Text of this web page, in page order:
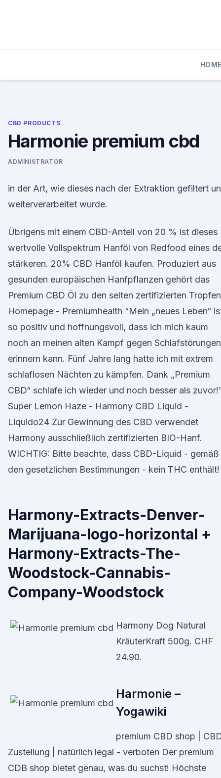
HOME
CBD PRODUCTS
Harmonie premium cbd
ADMINISTRATOR
in der Art, wie dieses nach der Extraktion gefiltert
weiterverarbeitet wurde.
Übrigens mit einem CBD-Anteil von 20 % ist dieses
wertvolle Vollspektrum Hanföl von Redfood eines
stärkeren. 20% CBD Hanföl kaufen. Produziert aus
gesunden europäischen Hanfpflanzen gehört das
Premium CBD Öl zu den selten zertifizierten Tropfen
Homepage - Premiumhealth “Mein „neues Leben“
so positiv und hoffnungsvoll, dass ich mich kaum
noch an meinen alten Kampf gegen Schlafstörungen
erinnern kann. Fünf Jahre lang hatte ich mit extrem
schlaflosen Nächten zu kämpfen. Dank „Premium
CBD“ schlafe ich wieder und noch besser als
Super Lemon Haze - Harmony CBD Liquid -
Liquido24 Zur Gewinnung des CBD verwendet
Harmony ausschließlich zertifizierten BIO-Hanf.
WICHTIG: Bitte beachte, dass CBD-Liquid - gemäß
den gesetzlichen Bestimmungen - kein THC enthält!
Harmony-Extracts-Denver-
Marijuana-logo-horizontal +
Harmony-Extracts-The-
Woodstock-Cannabis-
Company-Woodstock
Harmony Dog Natural
KräuterKraft 500g. CHF
24.90.
Harmonie –
Yogawiki
premium CBD shop |
Zustellung | natürlich legal - verboten Der premium
CDB shop bietet genau, was du suchst! Höchste